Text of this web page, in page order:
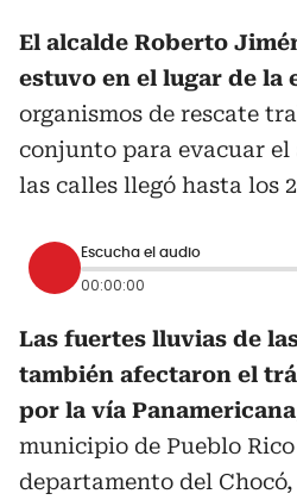
El alcalde Roberto
estuvo en el lugar de la
organismos de rescate
conjunto para evacuar el
las calles llegó hasta los
Escucha el audio
00:00:00
Las fuertes lluvias de
también afectaron el
por la vía Panamericana
municipio de Pueblo Rico
departamento del